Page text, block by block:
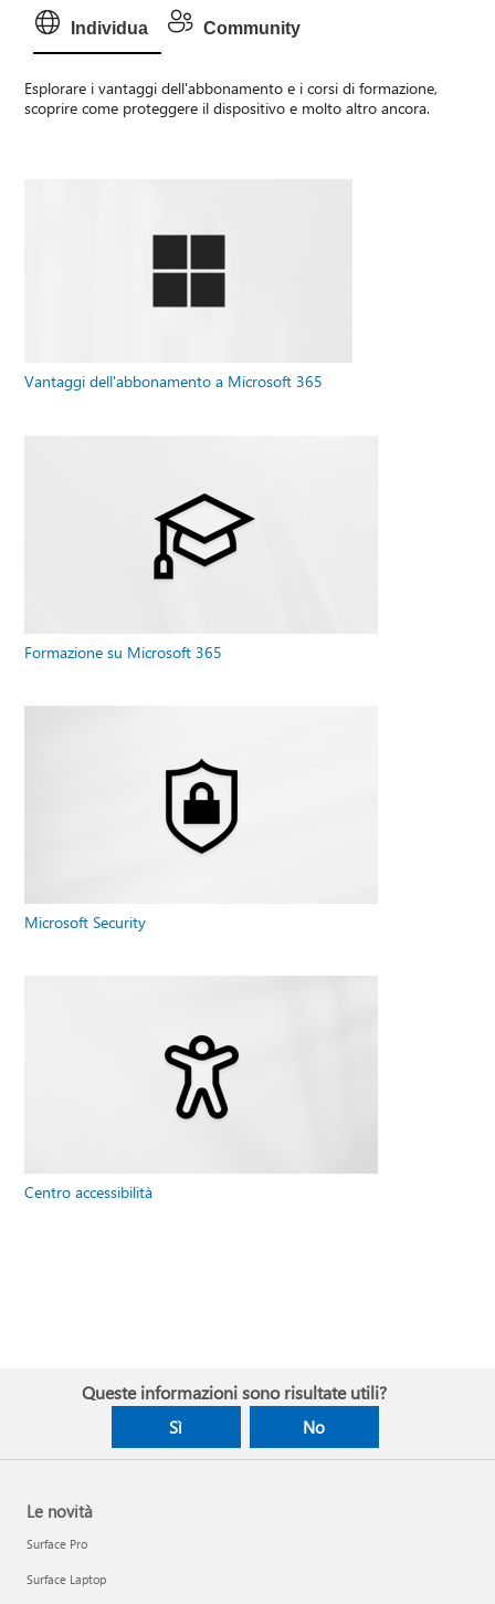
Individua Community
Esplorare i vantaggi dell'abbonamento e i corsi di formazione,
scoprire come proteggere il dispositivo e molto altro ancora.
Vantaggi dell'abbonamento a Microsoft 365
Formazione su Microsoft 365
Microsoft Security
Centro accessibilità
Queste informazioni sono risultate utili?
Sì No
Le novità
Surface Pro
Surface Laptop